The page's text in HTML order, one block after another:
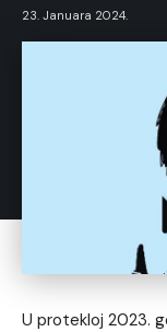
23. Januara 2024.
U protekloj 2023.